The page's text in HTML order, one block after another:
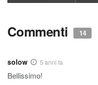
Commenti 14
solow 5 anni fa
Bellissimo!